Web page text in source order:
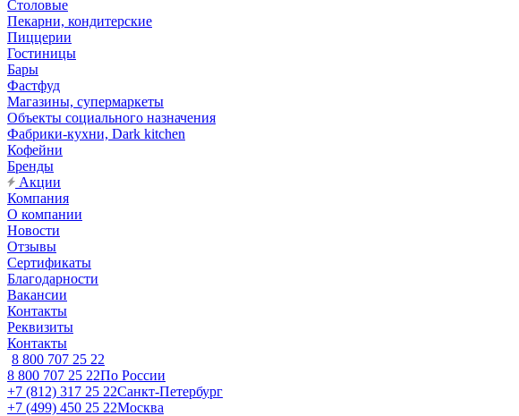
Столовые
Пекарни, кондитерские
Пиццерии
Гостиницы
Бары
Фастфуд
Магазины, супермаркеты
Объекты социального назначения
Фабрики-кухни, Dark kitchen
Кофейни
Бренды
Акции
Компания
О компании
Новости
Отзывы
Сертификаты
Благодарности
Вакансии
Контакты
Реквизиты
Контакты
8 800 707 25 22
8 800 707 25 22По России
+7 (812) 317 25 22Санкт-Петербург
+7 (499) 450 25 22Москва